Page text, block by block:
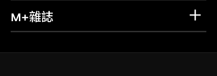
M+雜誌